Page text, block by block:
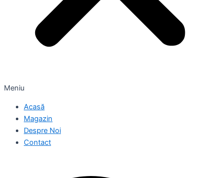
Meniu
Acasă
Magazin
Despre Noi
Contact